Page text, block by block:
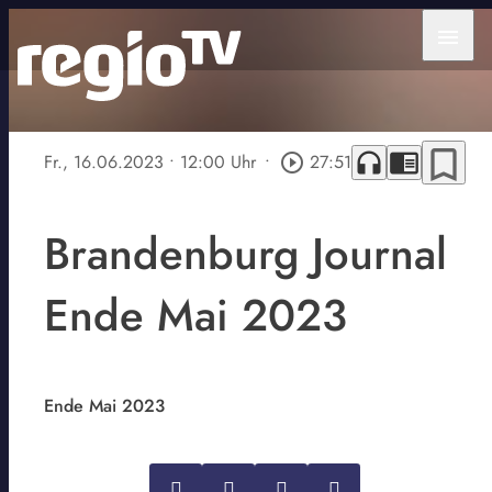
Fr., 16.06.2023 • 12:00 Uhr • play_circle_outline 27:51 headphones chrome_reader_mode bookmark_border
Brandenburg Journal
Ende Mai 2023
Ende Mai 2023